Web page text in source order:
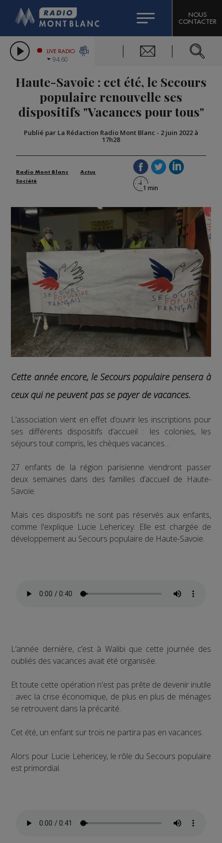
LES CHRONIQUES DE L'EXPERT
CITIZEN MACHINERY
GRAND MASSIF DOMAINES SKIABLES
BIGARD
COMPAGNIE DU MONT-BLANC
NOUS
CONTACTER
LIVE RADIO
94.60
Haute-Savoie : cet été, le Secours
populaire renouvelle ses
dispositifs "Vacances pour tous"
Publié par La Rédaction Radio Mont Blanc - 2 juin 2022 à
17h28
Radio Mont Blanc
Actus
Société
Cette année encore, le Secours populaire pensera à
ceux qui ne peuvent pas se payer de vacances.
L’association vient en effet d’ouvrir les inscriptions pour
ses différents dispositifs d’accueil : les colonies, les
séjours tout compris, les chèques vacances…
27 enfants de la région parisienne viendront passer
deux semaines dans des familles d’accueil de Haute-
Savoie.
Mais ces dispositifs ne sont pas réservés aux enfants,
comme l'explique Lucie Lehericey. Elle est chargée de
développement au Secours populaire de Haute-Savoie.
L’année dernière, c’est à Walibi que cette journée des
oubliés des vacances avait été organisée.
Et toute cette opération n'est pas prête de devenir inutile
: avec la crise économique, de plus en plus de ménages
se retrouvent dans la précarité.
Cet été, un enfant sur trois ne partira pas en vacances.
Alors pour Lucie Lehericey, le rôle du Secours populaire
est primordial.